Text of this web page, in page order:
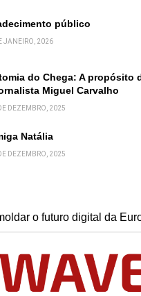
público
JANEIRO, 2026
do Chega: A propósito
Miguel Carvalho
DEZEMBRO, 2025
Natália
DEZEMBRO, 2025
o futuro digital da